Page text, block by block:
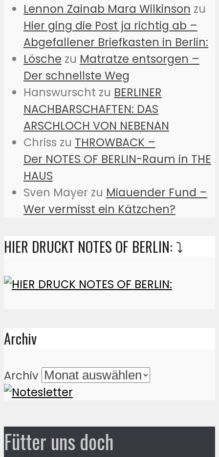
Lennon Zainab Mara Wilkinson zu
Hier ging die Post ja richtig ab –
Abgefallener Briefkasten in Berlin:
Lösche zu Matratze entsorgen –
Der schnellste Weg
Hanswurscht zu BERLINER
NACHBARSCHAFTEN: DAS
ARSCHLOCH VON NEBENAN
Chriss zu THROWBACK –
Der NOTES OF BERLIN-Raum in THE
HAUS
Sven Mayer zu Miauender Fund –
Wer vermisst ein Kätzchen?
HIER DRUCKT NOTES OF BERLIN: ⤵️
Archiv
Archiv
Fütter uns doch